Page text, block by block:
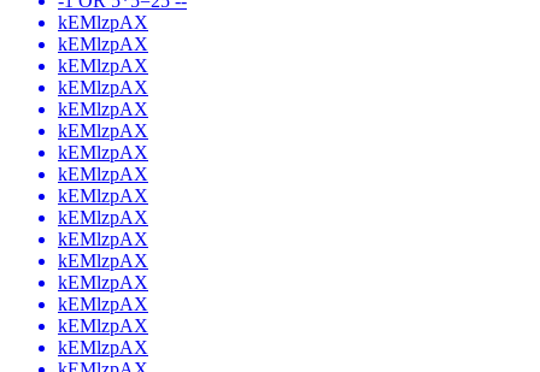
kEMlzpAX
kEMlzpAX
kEMlzpAX
kEMlzpAX
kEMlzpAX
kEMlzpAX
kEMlzpAX
kEMlzpAX
kEMlzpAX
kEMlzpAX
kEMlzpAX
kEMlzpAX
kEMlzpAX
kEMlzpAX
kEMlzpAX
kEMlzpAX